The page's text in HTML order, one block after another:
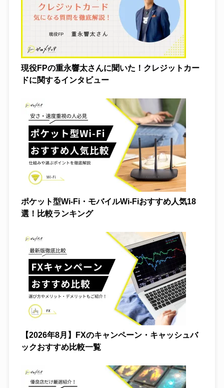
現役FPの重永響太さんに聞いた！クレジットカー
ドに関するインタビュー
ポケット型Wi-Fi・モバイルWi-Fiおすすめ人気18
選！比較ランキング
【2026年8月】FXのキャンペーン・キャッシュバ
ックおすすめ比較一覧